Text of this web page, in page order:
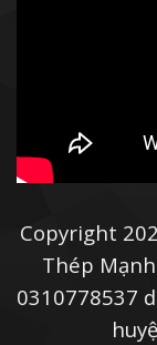
Copyright
Thép
0310778537